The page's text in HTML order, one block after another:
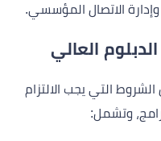
الاتصال المؤسسي.
العالي
التي يجب الالتزام
وتشمل: